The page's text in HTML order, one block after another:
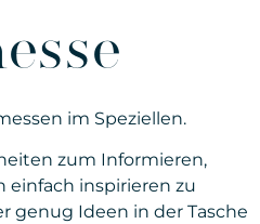
im Speziellen.
zum Informieren,
einfach inspirieren zu
genug Ideen in der Tasche